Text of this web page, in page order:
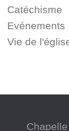
Catéchisme
Evénements
Vie de